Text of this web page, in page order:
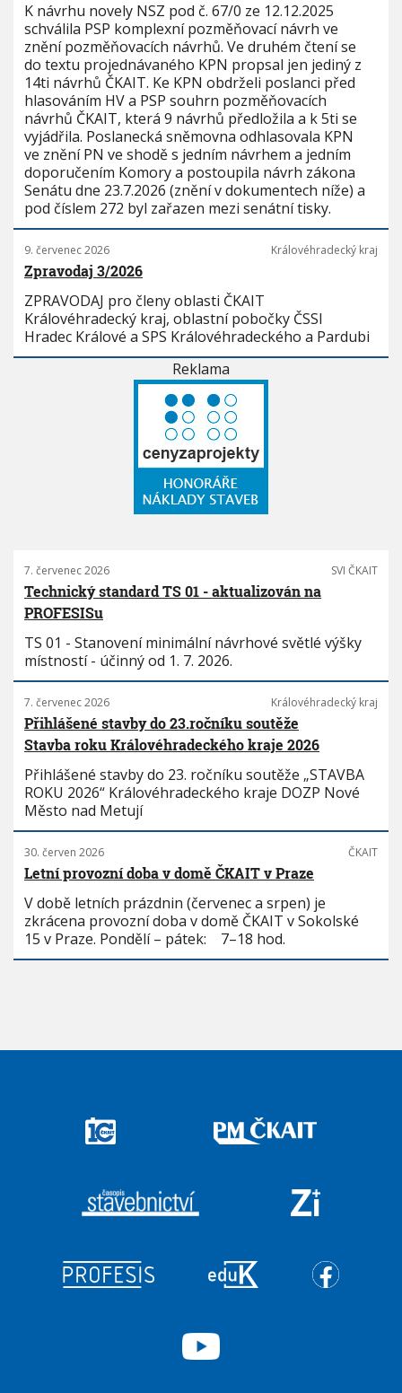
K návrhu novely NSZ pod č. 67/0 ze 12.12.2025
schválila PSP komplexní pozměňovací návrh ve
znění pozměňovacích návrhů. Ve druhém čtení se
do textu projednávaného KPN propsal jen jediný z
14ti návrhů ČKAIT. Ke KPN obdrželi poslanci před
hlasováním HV a PSP souhrn pozměňovacích
návrhů ČKAIT, která 9 návrhů předložila a k 5ti se
vyjádřila. Poslanecká sněmovna odhlasovala KPN
ve znění PN ve shodě s jedním návrhem a jedním
doporučením Komory a postoupila návrh zákona
Senátu dne 23.7.2026 (znění v dokumentech níže) a
pod číslem 272 byl zařazen mezi senátní tisky.
9. červenec 2026 Královéhradecký kraj
Zpravodaj 3/2026
ZPRAVODAJ pro členy oblasti ČKAIT
Královéhradecký kraj, oblastní pobočky ČSSI
Hradec Králové a SPS Královéhradeckého a Pardubi
Reklama
7. červenec 2026 SVI ČKAIT
Technický standard TS 01 - aktualizován na
PROFESISu
TS 01 - Stanovení minimální návrhové světlé výšky
místností - účinný od 1. 7. 2026.
7. červenec 2026 Královéhradecký kraj
Přihlášené stavby do 23.ročníku soutěže
Stavba roku Královéhradeckého kraje 2026
Přihlášené stavby do 23. ročníku soutěže „STAVBA
ROKU 2026“ Královéhradeckého kraje DOZP Nové
Město nad Metují
30. červen 2026 ČKAIT
Letní provozní doba v domě ČKAIT v Praze
V době letních prázdnin (červenec a srpen) je
zkrácena provozní doba v domě ČKAIT v Sokolské
15 v Praze. Pondělí – pátek: 7–18 hod.